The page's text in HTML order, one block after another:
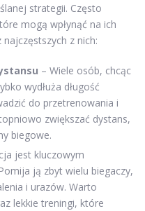
strategii. Często
mogą wpłynąć na ich
z nich:
– Wiele osób, chcąc
wydłuża długość
do przetrenowania i
zwiększać dystans,
biegowe.
jest kluczowym
ją zbyt wielu biegaczy,
i urazów. Warto
lekkie treningi, które